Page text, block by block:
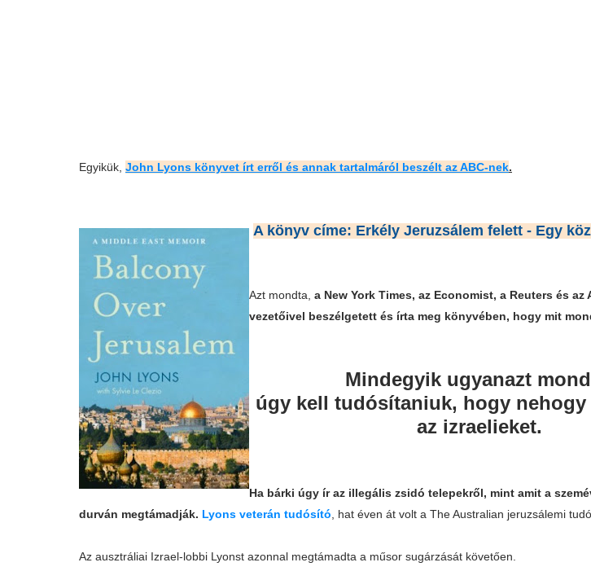
Egyikük, John Lyons könyvet írt erről és annak tartalmáról beszélt az ABC-nek.
A könyv címe: Erkély Jeruzsálem felett - Egy
Azt mondta, a New York Times, az Economist, a Reuters és
vezetőivel beszélgetett és írta meg könyvében, hogy mit
Mindegyik ugyanazt
úgy kell tudósítaniuk, hogy
az izraelieket.
Ha bárki úgy ír az illegális zsidó telepekről, mint amit a
durván megtámadják. Lyons veterán tudósító , hat éven át volt a The Australian jeruzsálemi
Az ausztráliai Izrael-lobbi Lyonst azonnal megtámadta a műsor sugárzását követően.